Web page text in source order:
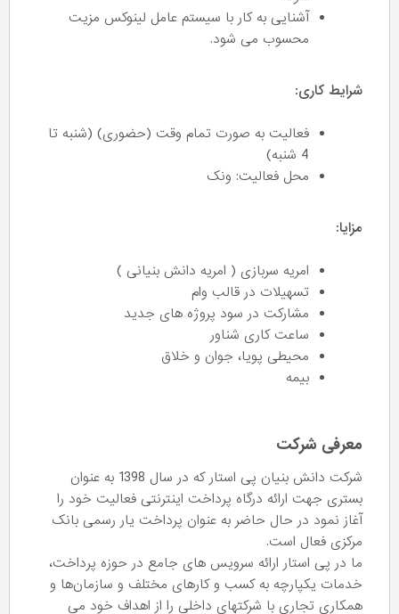
آشنایی به کار با سیستم عامل لینوکس مزیت
محسوب می شود.
شرایط کاری:
فعالیت به صورت تمام وقت (حضوری) (شنبه تا
4 شنبه)
محل فعالیت: ونک
مزایا:
امریه سربازی ( امریه دانش بنیانی )
تسهیلات در قالب وام
مشارکت در سود پروژه های جدید
ساعت کاری شناور
محیطی پویا، جوان و خلاق
بیمه
معرفی شرکت
شرکت دانش بنیان پی استار که در سال 1398 به عنوان
بستری جهت ارائه درگاه پرداخت اینترنتی فعالیت خود را
آغاز نمود در حال حاضر به عنوان پرداخت یار رسمی بانک
مرکزی فعال است.
ما در پی استار ارائه سرویس های جامع در حوزه پرداخت،
خدمات یکپارچه به کسب و کارهای مختلف و سازمان‌ها و
همکاری تجاری با شرکتهای داخلی را از اهداف خود می